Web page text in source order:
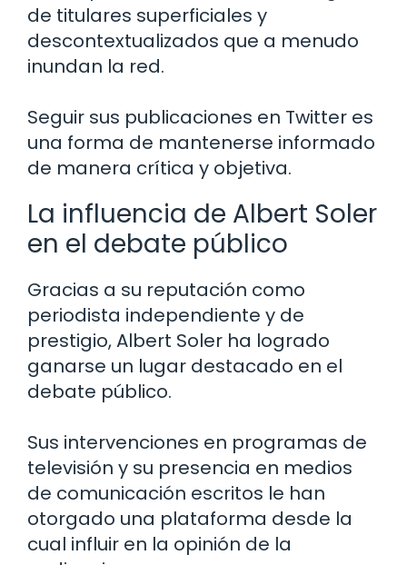
de titulares superficiales y
descontextualizados que a menudo
inundan la red.
Seguir sus publicaciones en Twitter es
una forma de mantenerse informado
de manera crítica y objetiva.
La influencia de Albert Soler
en el debate público
Gracias a su reputación como
periodista independiente y de
prestigio, Albert Soler ha logrado
ganarse un lugar destacado en el
debate público.
Sus intervenciones en programas de
televisión y su presencia en medios
de comunicación escritos le han
otorgado una plataforma desde la
cual influir en la opinión de la